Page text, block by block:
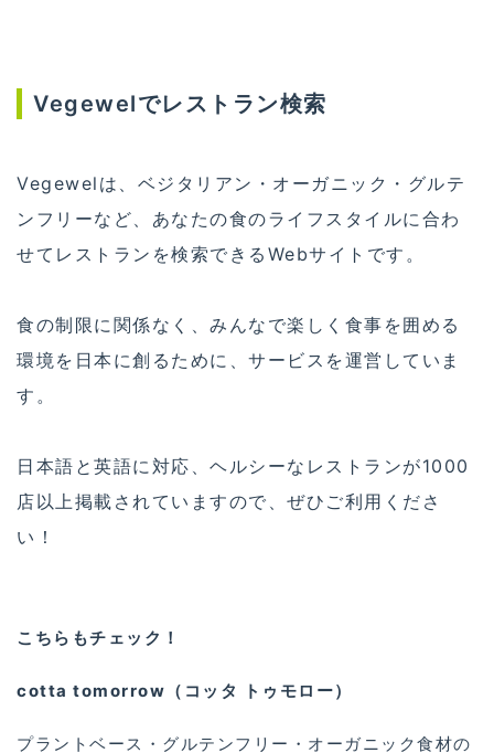
Vegewelでレストラン検索
Vegewelは、ベジタリアン・オーガニック・グルテ
ンフリーなど、あなたの食のライフスタイルに合わ
せてレストランを検索できるWebサイトです。
食の制限に関係なく、みんなで楽しく食事を囲める
環境を日本に創るために、サービスを運営していま
す。
日本語と英語に対応、ヘルシーなレストランが1000
店以上掲載されていますので、ぜひご利用くださ
い！
こちらもチェック！
cotta tomorrow（コッタ トゥモロー）
プラントベース・グルテンフリー・オーガニック食材の